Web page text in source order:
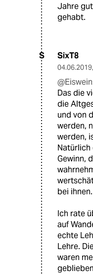
Jahre
gehabt.
S SixT8
04.06.2019,
Das die
die
und von
werden,
werden,
Natürlich
Gewinn,
bei ihnen.
Ich rate
auf
echte
Lehre.
waren